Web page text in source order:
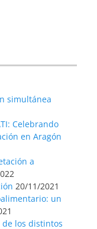
simultánea
Celebrando
en Aragón
a
20/11/2021
un
los distintos